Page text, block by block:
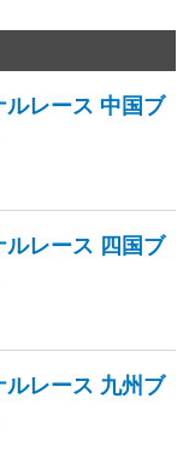
レース 中国ブ
レース 四国ブ
レース 九州ブ